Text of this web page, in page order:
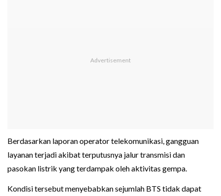
Berdasarkan laporan operator telekomunikasi, gangguan
layanan terjadi akibat terputusnya jalur transmisi dan
pasokan listrik yang terdampak oleh aktivitas gempa.
Kondisi tersebut menyebabkan sejumlah BTS tidak dapat